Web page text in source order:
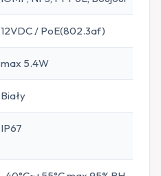
12VDC / PoE(802.3af)
max 5.4W
Biały
IP67